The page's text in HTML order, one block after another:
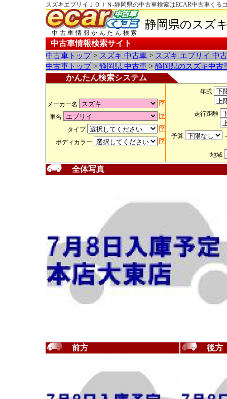
スズキエブリイＪＯＩＮ-静岡県の中古車検索はECAR中古車くる
中古車情報かんたん検索
静岡県のスズ
中古車情報検索サイト
中古車トップ> スズキ 中古車 > スズキ エブリイ 中
中古車トップ> 静岡県 中古車 > 静岡県のスズキ中古
かんたん検索システム
メーカー名
車名
タイプ
ボディカラー
年式
走行距離
予算
地域
全体写真
前方 後方